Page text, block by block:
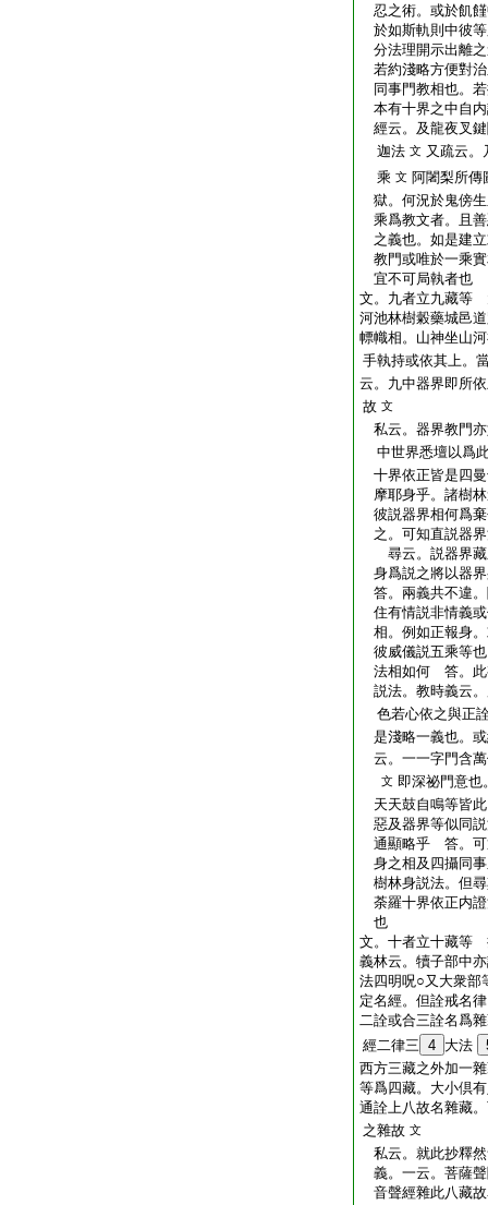
忍之術。或於飢
於如斯軌則中彼
分法理開示出離
若約淺略方便對
同事門教相也。
本有十界之中自
經云。及龍夜叉
迦法 文 又疏云。
乘 文 阿闍梨所傳
獄。何況於鬼傍
乘爲教文者。且
之義也。如是建
教門或唯於一乘
宜不可局執者也
文。九者立九藏等
河池林樹糓藥城邑
幖幟相。山神坐山
手執持或依其上。
云。九中器界即所
故 文
私云。器界教門
中世界悉壇以爲
十界依正皆是四
摩耶身乎。諸樹
彼説器界相何爲
之。可知直説器
尋云。説器界藏
身爲説之將以器
答。兩義共不違
住有情説非情義
相。例如正報身
彼威儀説五乘等
法相如何 答。此
説法。教時義云
色若心依之與正
是淺略一義也。
云。一一字門含
文 即深祕門意也
天天鼓自鳴等皆
惡及器界等似同
通顯略乎 答。可
身之相及四攝同
樹林身説法。但
荼羅十界依正内
也
文。十者立十藏等
義林云。犢子部中
法四明呪○又大衆部
定名經。但詮戒名
二詮或合三詮名爲
經二律三 4 大法
西方三藏之外加一
等爲四藏。大小倶
通詮上八故名雜藏
之雜故 文
私云。就此抄釋
義。一云。菩薩
音聲經雜此八藏